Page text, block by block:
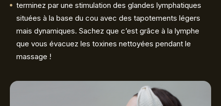
terminez par une stimulation des glandes lymphatiques
situées à la base du cou avec des tapotements légers
mais dynamiques. Sachez que c’est grâce à la lymphe
que vous évacuez les toxines nettoyées pendant le
massage !